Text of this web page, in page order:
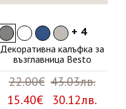
+ 4
Декоративна калъфка за
възглавница Besto
22.00€ 43.03лв.
15.40€ 30.12лв.